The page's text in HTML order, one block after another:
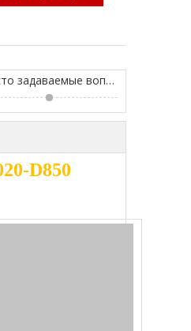
Часто задаваемые вопросы
D850